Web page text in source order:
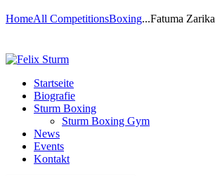
HomeAll CompetitionsBoxing...Fatuma Zarika
Startseite
Biografie
Sturm Boxing
Sturm Boxing Gym
News
Events
Kontakt